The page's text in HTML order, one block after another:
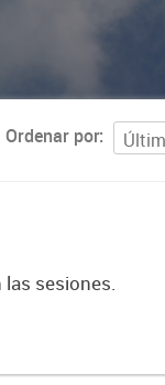
Ordenar por
sesiones.